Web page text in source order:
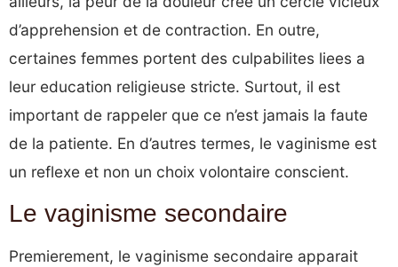
d’apprehension et de contraction. En outre,
certaines femmes portent des culpabilites liees a
leur education religieuse stricte. Surtout, il est
important de rappeler que ce n’est jamais la faute
de la patiente. En d’autres termes, le vaginisme est
un reflexe et non un choix volontaire conscient.
Le vaginisme secondaire
Premierement, le vaginisme secondaire apparait